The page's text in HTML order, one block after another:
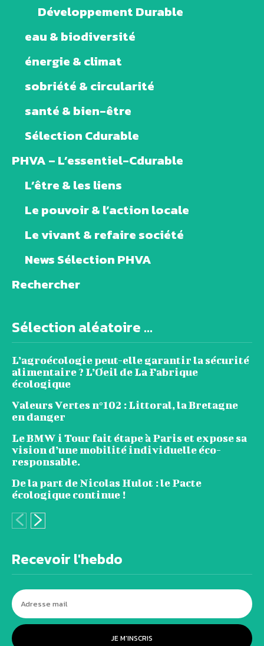
Développement Durable
eau & biodiversité
énergie & climat
sobriété & circularité
santé & bien-être
Sélection Cdurable
PHVA – L’essentiel-Cdurable
L’être & les liens
Le pouvoir & l’action locale
Le vivant & refaire société
News Sélection PHVA
Rechercher
Sélection aléatoire ...
L’agroécologie peut-elle garantir la sécurité
alimentaire ? L’Oeil de La Fabrique
écologique
Valeurs Vertes n°102 : Littoral, la Bretagne
en danger
Le BMW i Tour fait étape à Paris et expose sa
vision d’une mobilité individuelle éco-
responsable.
De la part de Nicolas Hulot : le Pacte
écologique continue !
Recevoir l'hebdo
JE M'INSCRIS